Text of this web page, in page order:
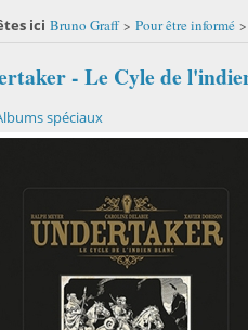
ici Bruno Graff > Pour être informé >
- Le Cyle de
spéciaux